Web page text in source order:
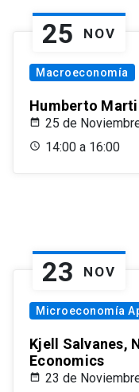
25 NOV
Macroeconomía
Humberto
25 de
14:00 a 16:00
23 NOV
Microeconomía
Kjell Salvanes,
Economics
23 de